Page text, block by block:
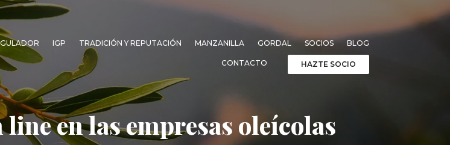
IGP TRADICIÓN Y REPUTACIÓN MANZANILLA GORDAL SOCIOS BLOG
CONTACTO HAZTE SOCIO
en las empresas oleícolas